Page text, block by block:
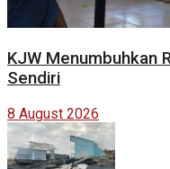
KJW Menumbuhkan
Sendiri
8 August 2026